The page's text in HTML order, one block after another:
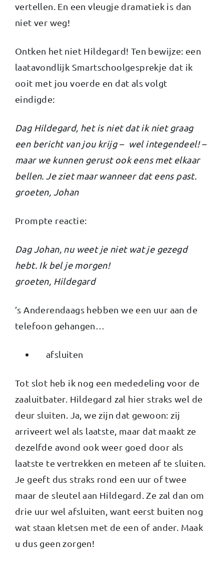
vertellen. En een vleugje dramatiek is dan
niet ver weg!
Ontken het niet Hildegard! Ten bewijze: een
laatavondlijk Smartschoolgesprekje dat ik
ooit met jou voerde en dat als volgt
eindigde:
Dag Hildegard, het is niet dat ik niet graag
een bericht van jou krijg – wel integendeel! –
maar we kunnen gerust ook eens met elkaar
bellen. Je ziet maar wanneer dat eens past.
groeten, Johan
Prompte reactie:
Dag Johan, nu weet je niet wat je gezegd
hebt. Ik bel je morgen!
groeten, Hildegard
’s Anderendaags hebben we een uur aan de
telefoon gehangen…
afsluiten
Tot slot heb ik nog een mededeling voor de
zaaluitbater. Hildegard zal hier straks wel de
deur sluiten. Ja, we zijn dat gewoon: zij
arriveert wel als laatste, maar dat maakt ze
dezelfde avond ook weer goed door als
laatste te vertrekken en meteen af te sluiten.
Je geeft dus straks rond een uur of twee
maar de sleutel aan Hildegard. Ze zal dan om
drie uur wel afsluiten, want eerst buiten nog
wat staan kletsen met de een of ander. Maak
u dus geen zorgen!